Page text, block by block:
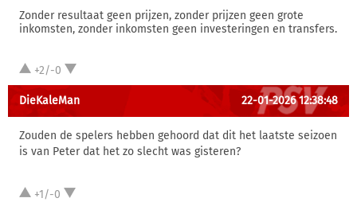
Zonder resultaat geen prijzen, zonder prijzen geen grote
inkomsten, zonder inkomsten geen investeringen en transfers.
+2/-0
DieKaleMan 22-01-2026 12:38:48
Zouden de spelers hebben gehoord dat dit het laatste seizoen
is van Peter dat het zo slecht was gisteren?
+1/-0